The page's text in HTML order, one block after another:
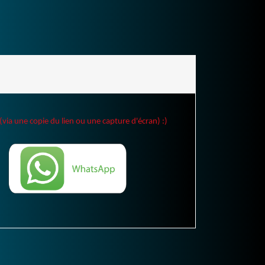
une copie du lien ou une capture d'écran) :)